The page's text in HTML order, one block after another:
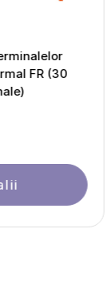
FR (30